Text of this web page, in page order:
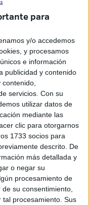
para
y/o accedemos
y procesamos
e información
publicidad y contenido
contenido,
servicios. Con su
utilizar datos de
mediante las
clic para otorgarnos
1733 socios para
descrito. De
más detallada y
o negar su
procesamiento de
su consentimiento,
procesamiento. Sus
de que "no hay
la situación de
a que se haya
si la situación iba a
está en primera
se aprecia en las
el rechazo
hace unos
positivos y no se
de los
se solicitara apoyo
el
casos se